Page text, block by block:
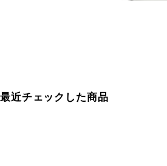
最近チェックした商品